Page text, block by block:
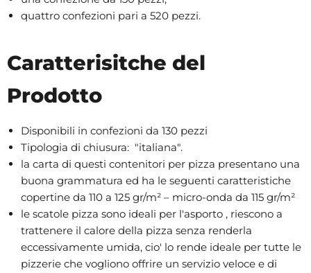
quattro confezioni pari a 520 pezzi.
Caratterisitche del
Prodotto
Disponibili in confezioni da 130 pezzi
Tipologia di chiusura: "italiana".
la carta di questi contenitori per pizza presentano una
buona grammatura ed ha le seguenti caratteristiche
copertine da 110 a 125 gr/m² – micro-onda da 115 gr/m²
le scatole pizza sono ideali per l'asporto , riescono a
trattenere il calore della pizza senza renderla
eccessivamente umida, cio' lo rende ideale per tutte le
pizzerie che vogliono offrire un servizio veloce e di